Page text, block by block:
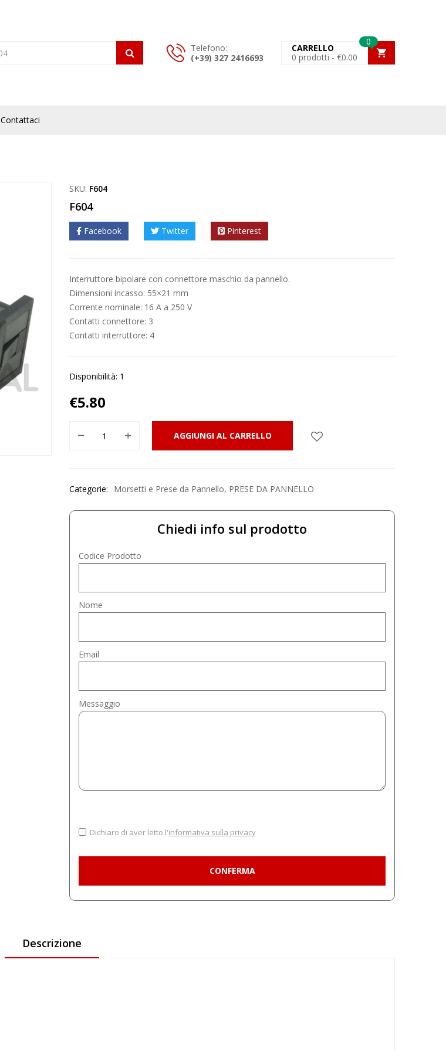
Telefono:
(+39) 327 2416693
0
CARRELLO
0 prodotti - €0.00
Contattaci
SKU: F604
F604
Facebook Twitter Pinterest
Interruttore bipolare con connettore maschio da pannello.
Dimensioni incasso: 55×21 mm
Corrente nominale: 16 A a 250 V
Contatti connettore: 3
Contatti interruttore: 4
Disponibilità: 1
€5.80
AGGIUNGI AL CARRELLO
Categorie: Morsetti e Prese da Pannello, PRESE DA PANNELLO
Chiedi info sul prodotto
Codice Prodotto
Nome
Email
Messaggio
Dichiaro di aver letto l'informativa sulla privacy
Descrizione